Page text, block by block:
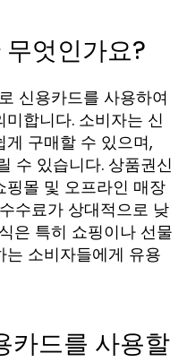
엇인가요?
신용카드를 사용하여
합니다. 소비자는 신
구매할 수 있으며,
수 있습니다. 상품권신
핑몰 및 오프라인 매장
수료가 상대적으로 낮
은 특히 쇼핑이나 선물
소비자들에게 유용
카드를 사용할